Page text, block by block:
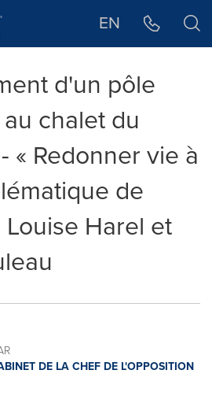
EN
d'un pôle
chalet du
« Redonner vie à
de
Harel et
DE LA CHEF DE L'OPPOSITION